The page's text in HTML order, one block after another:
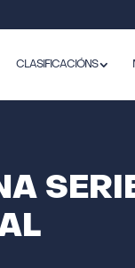
CLASIFICACIÓNS